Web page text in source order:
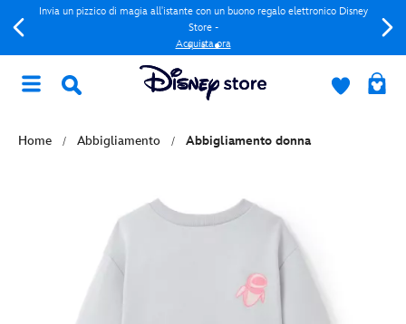
Invia un pizzico di magia all'istante con un buono regalo elettronico Disney
Store -
Acquista ora
Home Abbigliamento Abbigliamento donna